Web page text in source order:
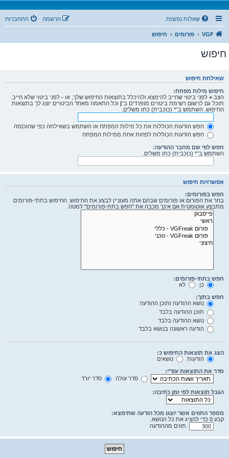
שאלות נפוצות התחברות הרשמה
VGF פורומים חיפוש
חיפוש
שאילתת חיפוש
חיפוש מילות מפתח:
הצב + לפני ביטוי שחייב להימצא ולהיכלל בתוצאות החיפוש שלך, או - לפני ביטוי שלא חייב.
תוכל גם לרשום רשימת ביטויים מופרדים ב־| וכל התאמה מאחד הביטויים יוצג לך בתוצאות
החיפוש. השתמש ב־* (כוכבית) כתו משלים.
חפש הודעות הכוללות את כל מילות המפתח או השתמש בשאילתה כפי שהוכנסה
חפש הודעות הכוללות לפחות אחת ממילות המפתח
חפש לפי שם מחבר ההודעה:
השתמש ב־* (כוכבית) כתו משלים.
אפשרויות חיפוש
חפש בפורומים:
בחר את הפורום או פורומים שבהם אתה מעוניין לבצע את החיפוש. החיפוש בתתי-פורומים
מתבצע אוטומטית אם אינך מכבה את "חפש בתת-פורומים" למטה.
חפש בתתי-פורומים:
כן
לא
חפש בתוך:
נושא ההודעה ותוכן ההודעה
תוכן ההודעה בלבד
נושא ההודעה בלבד
הודעה ראשונה בנושא בלבד
הצג את תוצאות החיפוש כ:
הודעות
נושאים
סדר את התוצאות עפ"י:
סדר עולה
סדר יורד
הגבל תוצאות לפי זמן כתיבה:
מספר התווים אשר יוצגו מכל הודעה שתימצא:
קבע 0 כדי להציג את כל הנושא.
תווים מההודעה